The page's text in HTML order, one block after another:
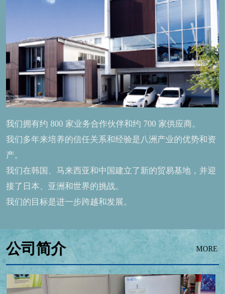
我们拥有约 800 家业务合作伙伴和约 700 家供应商。
我们多年来培养的信任关系和经验是八洲产业的优势和资
产。
我们在韩国、马来西亚和中国建立了新的贸易基地，并迎
接了日本、亚洲和世界的挑战。
我们的目标是进一步跨越和发展。
公司简介 MORE